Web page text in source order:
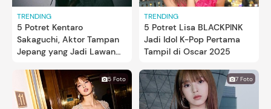
TRENDING
5 Potret Kentaro
Sakaguchi, Aktor Tampan
Jepang yang Jadi Lawan
TRENDING
5 Potret Lisa BLACKPINK
Jadi Idol K-Pop Pertama
Tampil di Oscar 2025
5 Foto 7 Foto